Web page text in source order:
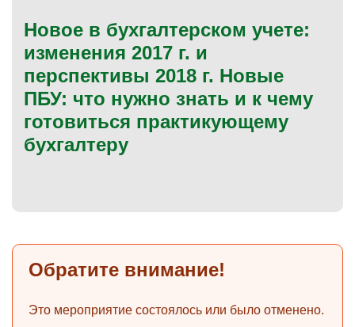
Новое в бухгалтерском учете:
изменения 2017 г. и
перспективы 2018 г. Новые
ПБУ: что нужно знать и к чему
готовиться практикующему
бухгалтеру
Обратите внимание!
Это мероприятие состоялось или было отменено.